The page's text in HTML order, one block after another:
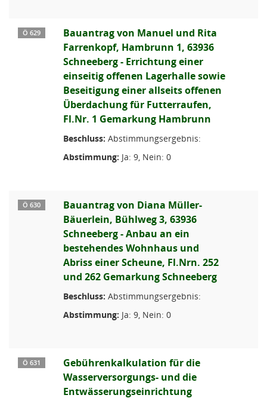
Ö 629
Bauantrag von Manuel und Rita
Farrenkopf, Hambrunn 1, 63936
Schneeberg - Errichtung einer
einseitig offenen Lagerhalle sowie
Beseitigung einer allseits offenen
Überdachung für Futterraufen,
Fl.Nr. 1 Gemarkung Hambrunn
Beschluss: Abstimmungsergebnis:
Abstimmung: Ja: 9, Nein: 0
Ö 630
Bauantrag von Diana Müller-
Bäuerlein, Bühlweg 3, 63936
Schneeberg - Anbau an ein
bestehendes Wohnhaus und
Abriss einer Scheune, Fl.Nrn. 252
und 262 Gemarkung Schneeberg
Beschluss: Abstimmungsergebnis:
Abstimmung: Ja: 9, Nein: 0
Ö 631
Gebührenkalkulation für die
Wasserversorgungs- und die
Entwässerungseinrichtung